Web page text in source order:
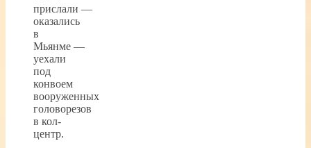
прислали —
оказались
в
Мьянме —
уехали
под
конвоем
вооруженных
головорезов
в кол-
центр.